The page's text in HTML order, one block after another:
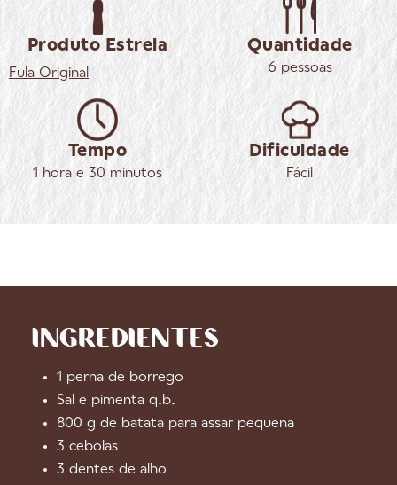
Produto Estrela
Fula Original
Quantidade
6 pessoas
Tempo
1 hora e 30 minutos
Dificuldade
Fácil
INGREDIENTES
1 perna de borrego
Sal e pimenta q.b.
800 g de batata para assar pequena
3 cebolas
3 dentes de alho